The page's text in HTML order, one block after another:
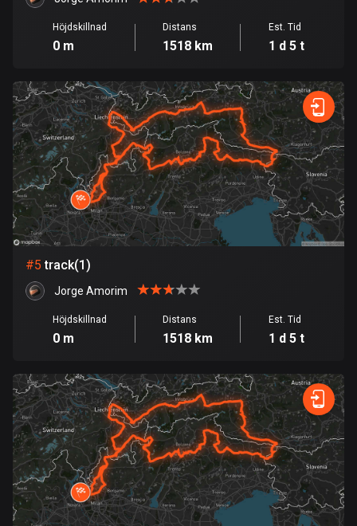
Chile
Colombia
1349 rutter
Cooköarna
2 rutter
Costa Rica
149 rutter
Curaçao
4 rutter
Cypern
1882 rutter
Danmark
21464 rutter
Djibouti
0 rutter
Dominikanska republiken
99 rutter
Höjdskillnad
0 m
Distans
1518 km
Est. Tid
1 d 5 t
#5 track(1)
Jorge Amorim
Höjdskillnad
0 m
Distans
1518 km
Est. Tid
1 d 5 t